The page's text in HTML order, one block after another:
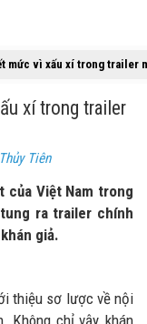
mức vì xấu xí trong trailer
xí trong trailer
Thủy Tiên
của Việt Nam trong
ra trailer chính
giả.
thiệu sơ lược về nội
Không chỉ vậy, khán